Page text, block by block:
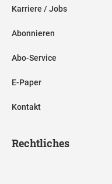
Karriere / Jobs
Abonnieren
Abo-Service
E-Paper
Kontakt
Rechtliches